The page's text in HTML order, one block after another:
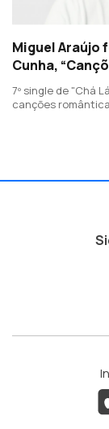
Miguel Araújo
Cunha,
7º single de "Chá
canções